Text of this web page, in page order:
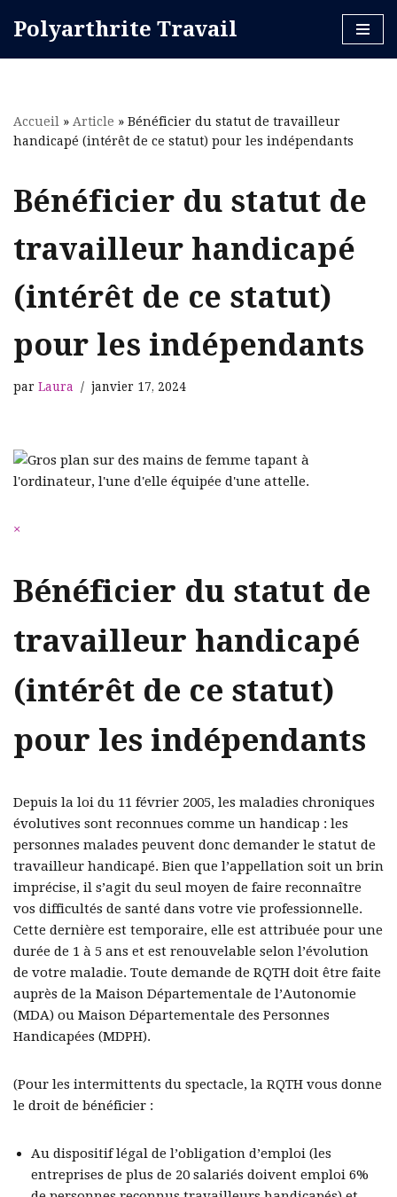
Polyarthrite Travail
Accueil » Article » Bénéficier du statut de travailleur
handicapé (intérêt de ce statut) pour les indépendants
Bénéficier du statut de
travailleur handicapé
(intérêt de ce statut)
pour les indépendants
par Laura janvier 17, 2024
×
Bénéficier du statut de
travailleur handicapé
(intérêt de ce statut)
pour les indépendants
Depuis la loi du 11 février 2005, les maladies chroniques
évolutives sont reconnues comme un handicap : les
personnes malades peuvent donc demander le statut de
travailleur handicapé. Bien que l’appellation soit un brin
imprécise, il s’agit du seul moyen de faire reconnaître
vos difficultés de santé dans votre vie professionnelle.
Cette dernière est temporaire, elle est attribuée pour une
durée de 1 à 5 ans et est renouvelable selon l’évolution
de votre maladie. Toute demande de RQTH doit être faite
auprès de la Maison Départementale de l’Autonomie
(MDA) ou Maison Départementale des Personnes
Handicapées (MDPH).
(Pour les intermittents du spectacle, la RQTH vous donne
le droit de bénéficier :
Au dispositif légal de l’obligation d’emploi (les
entreprises de plus de 20 salariés doivent emploi 6%